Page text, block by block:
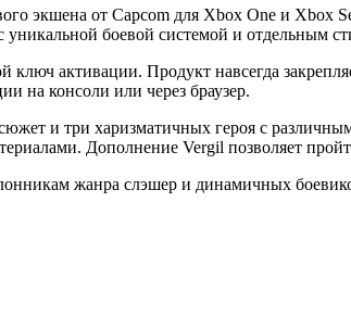
экшена от Capcom для Xbox One и Xbox
боевой системой и отдельным
активации. Продукт навсегда
на консоли или через браузер.
и три харизматичных героя с
Дополнение Vergil позволяет
жанра слэшер и динамичных